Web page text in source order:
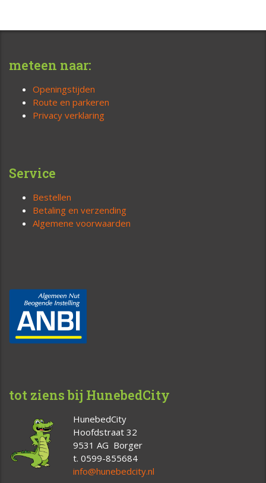
meteen naar:
Openingstijden
Route en parkeren
Privacy verklaring
Service
Bestellen
Betaling en verzending
Algemene voorwaarden
tot ziens bij HunebedCity
HunebedCity
Hoofdstraat 32
9531 AG Borger
t. 0599-855684
info@hunebedcity.nl